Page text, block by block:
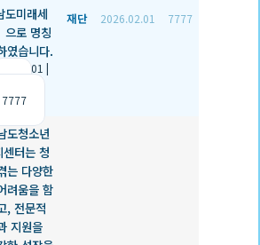
도미래세
으로 명칭
였습니다.
|
7777
재단 2026.02.01 7777